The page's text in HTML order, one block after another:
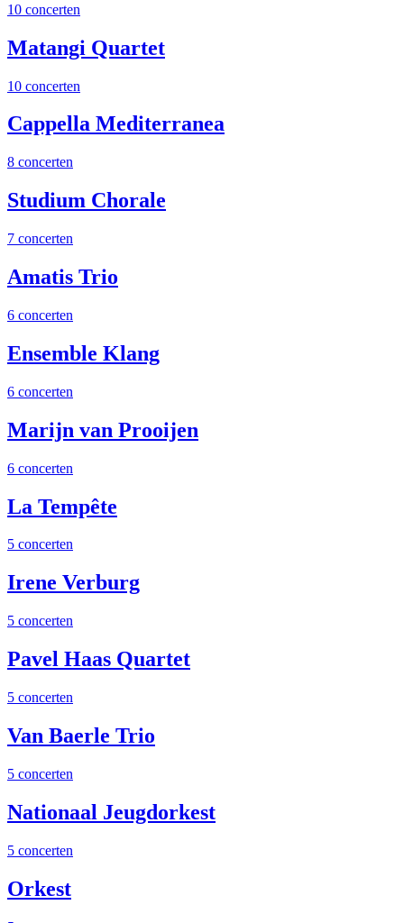
10 concerten
Matangi Quartet
10 concerten
Cappella Mediterranea
8 concerten
Studium Chorale
7 concerten
Amatis Trio
6 concerten
Ensemble Klang
6 concerten
Marijn van Prooijen
6 concerten
La Tempête
5 concerten
Irene Verburg
5 concerten
Pavel Haas Quartet
5 concerten
Van Baerle Trio
5 concerten
Nationaal Jeugdorkest
5 concerten
Orkest